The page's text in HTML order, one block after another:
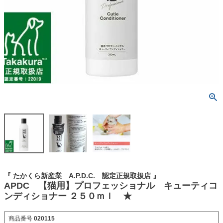
『 たかくら新産業 A.P.D.C. 認定正規取扱店 』
APDC 【猫用】プロフェッショナル キューティコ
ンディショナー ２５０ｍｌ ★
商品番号 020115